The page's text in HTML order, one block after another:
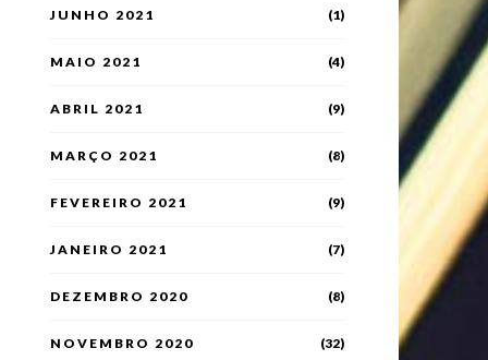
JUNHO 2021 (1)
MAIO 2021 (4)
ABRIL 2021 (9)
MARÇO 2021 (8)
FEVEREIRO 2021 (9)
JANEIRO 2021 (7)
DEZEMBRO 2020 (8)
NOVEMBRO 2020 (32)